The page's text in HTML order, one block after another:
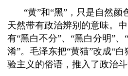
“黄”和“黑”，只是自然颜
天然带有政治辨别的意味。
有“黑白不分”、“黑白分明”、
淆”。毛泽东把“黄猫”改成“
验主义的俗语，推入了政治斗